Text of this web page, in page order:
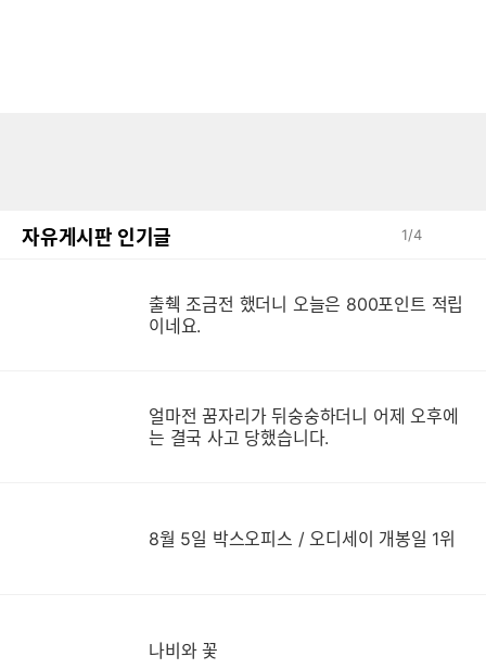
자유게시판 인기글 1/4
출췍 조금전 했더니 오늘은 800포인트 적립
이네요.
얼마전 꿈자리가 뒤숭숭하더니 어제 오후에
는 결국 사고 당했습니다.
8월 5일 박스오피스 / 오디세이 개봉일 1위
나비와 꽃